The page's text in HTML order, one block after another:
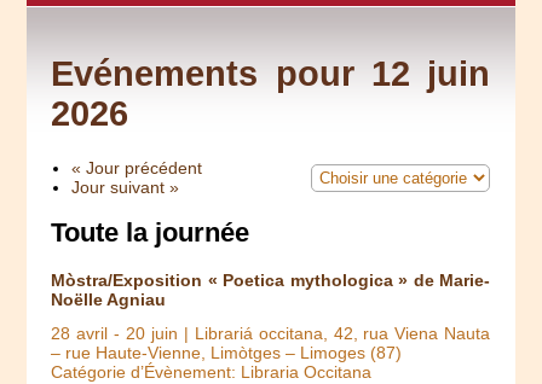
Evénements pour 12 juin
2026
« Jour précédent
Jour suivant »
Toute la journée
Mòstra/Exposition « Poetica mythologica » de Marie-
Noëlle Agniau
28 avril -20 juin | Librariá occitana, 42, rua Viena Nauta
– rue Haute-Vienne, Limòtges – Limoges (87)
Catégorie d’Évènement: Libraria Occitana